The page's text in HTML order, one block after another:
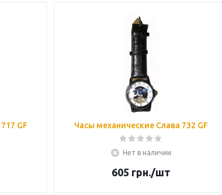
GF Часы механические Слава 732 GF
Нет в наличии
605 грн./шт